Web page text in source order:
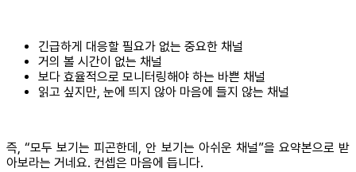
긴급하게 대응할 필요가 없는 중요한 채널
거의 볼 시간이 없는 채널
보다 효율적으로 모니터링해야 하는 바쁜 채널
읽고 싶지만, 눈에 띄지 않아 마음에 들지 않는 채널
즉, “모두 보기는 피곤한데, 안 보기는 아쉬운 채널”을 요약본으로 받
아보라는 거네요. 컨셉은 마음에 듭니다.